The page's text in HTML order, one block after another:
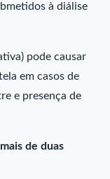
à diálise
pode causar
em casos de
e presença de
de duas